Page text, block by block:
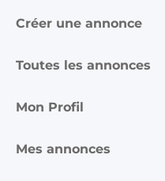
Créer une annonce
Toutes les annonces
Mon Profil
Mes annonces